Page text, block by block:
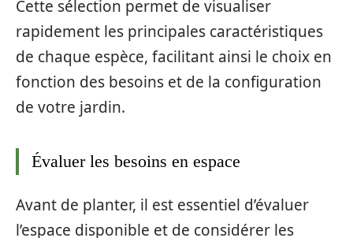
Cette sélection permet de visualiser
rapidement les principales caractéristiques
de chaque espèce, facilitant ainsi le choix en
fonction des besoins et de la configuration
de votre jardin.
Évaluer les besoins en espace
Avant de planter, il est essentiel d’évaluer
l’espace disponible et de considérer les